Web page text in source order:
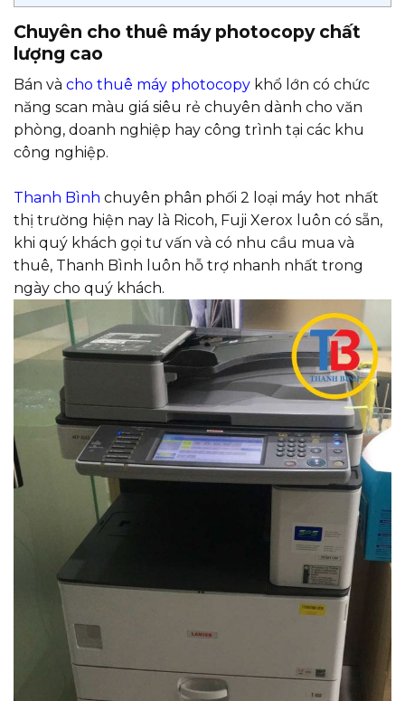
Chuyên cho thuê máy photocopy chất
lượng cao
Bán và cho thuê máy photocopy khổ lớn có chức
năng scan màu giá siêu rẻ chuyên dành cho văn
phòng, doanh nghiệp hay công trình tại các khu
công nghiệp.
Thanh Bình chuyên phân phối 2 loại máy hot nhất
thị trường hiện nay là Ricoh, Fuji Xerox luôn có sẵn,
khi quý khách gọi tư vấn và có nhu cầu mua và
thuê, Thanh Bình luôn hỗ trợ nhanh nhất trong
ngày cho quý khách.